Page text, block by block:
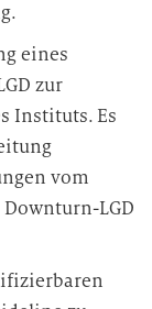
eines
zur
Instituts. Es
vom
LGD